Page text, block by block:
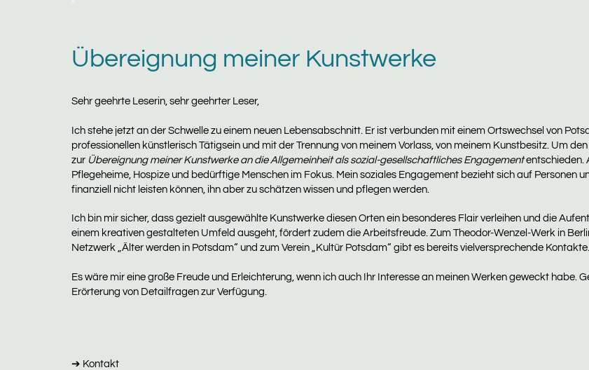
Übereignung meiner Kunstwerke
Sehr geehrte Leserin, sehr geehrter Leser,
Ich stehe jetzt an der Schwelle zu einem neuen Lebensabschnitt. Er ist verbunden mit einem Ortswechsel von
professionellen künstlerisch Tätigsein und mit der Trennung von meinem Vorlass, von meinem Kunstbesitz. Um
zur Übereignung meiner Kunstwerke an die Allgemeinheit als sozial-gesellschaftliches Engagemententschieden.
Pflegeheime, Hospize und bedürftige Menschen im Fokus. Mein soziales Engagement bezieht sich auf Personen
finanziell nicht leisten können, ihn aber zu schätzen wissen und pflegen werden.
Ich bin mir sicher, dass gezielt ausgewählte Kunstwerke diesen Orten ein besonderes Flair verleihen und die
einem kreativen gestalteten Umfeld ausgeht, fördert zudem die Arbeitsfreude. Zum Theodor-Wenzel-Werk in
Netzwerk „Älter werden in Potsdam“ und zum Verein „Kultür Potsdam“ gibt es bereits vielversprechende Kontakte.
Es wäre mir eine große Freude und Erleichterung, wenn ich auch Ihr Interesse an meinen Werken geweckt habe.
Erörterung von Detailfragen zur Verfügung.
➔ Kontakt